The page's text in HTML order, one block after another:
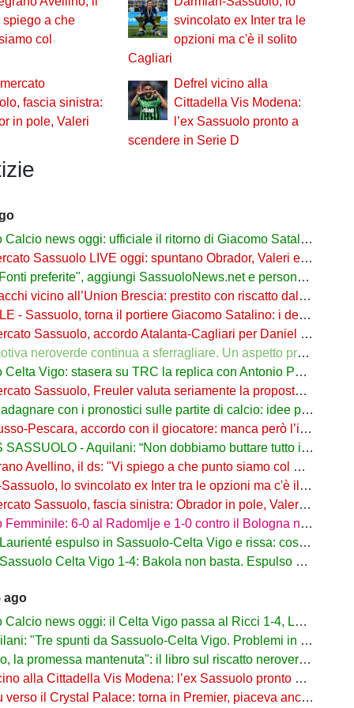
spiego a che
col
svincolato ex Inter tra le
opzioni ma c'è il solito
Cagliari
fascia sinistra:
in pole, Valeri
Defrel vicino alla
Cittadella Vis Modena:
l’ex Sassuolo pronto a
scendere in Serie D
news oggi: ufficiale il ritorno di Giacomo Satalino a un mese dall'addio
Sassuolo LIVE oggi: spuntano Obrador, Valeri e Darmian per la difesa
preferite", aggiungi SassuoloNews.net e personalizza le tue notizie
vicino all’Union Brescia: prestito con riscatto dal Sassuolo
- Sassuolo, torna il portiere Giacomo Satalino: i dettagli
Sassuolo, accordo Atalanta-Cagliari per Daniel Maldini: i dettagli
neroverde continua a sferragliare. Un aspetto preoccupa Aquilani dopo il Celta
Vigo: stasera su TRC la replica con Antonio Parrotto seconda voce nel 2° tempo
Sassuolo, Freuler valuta seriamente la proposta neroverde
con i pronostici sulle partite di calcio: idee per gli appassionati di sport
Pescara, accordo con il giocatore: manca però l’intesa con il Sassuolo
- Aquilani: “Non dobbiamo buttare tutto in vacca”
Avellino, il ds: "Vi spiego a che punto siamo col Sassuolo"
lo svincolato ex Inter tra le opzioni ma c'è il solito Cagliari
Sassuolo, fascia sinistra: Obrador in pole, Valeri l’alternativa
6-0 al Radomlje e 1-0 contro il Bologna nelle prime amichevoli
espulso in Sassuolo-Celta Vigo e rissa: cosa è successo
Celta Vigo 1-4: Bakola non basta. Espulso Laurienté
ago
news oggi: il Celta Vigo passa al Ricci 1-4, Laurienté espulso
"Tre spunti da Sassuolo-Celta Vigo. Problemi in difesa, lì non sto allenando"
promessa mantenuta": il libro sul riscatto neroverde su Amazon e in libreria
Cittadella Vis Modena: l’ex Sassuolo pronto a scendere in Serie D
il Crystal Palace: torna in Premier, piaceva anche al Sassuolo